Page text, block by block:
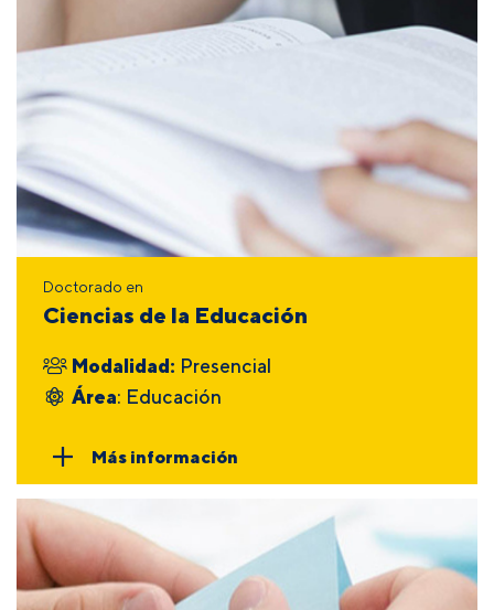
Doctorado en
Ciencias de la Educación
Modalidad: Presencial
Área: Educación
Más información